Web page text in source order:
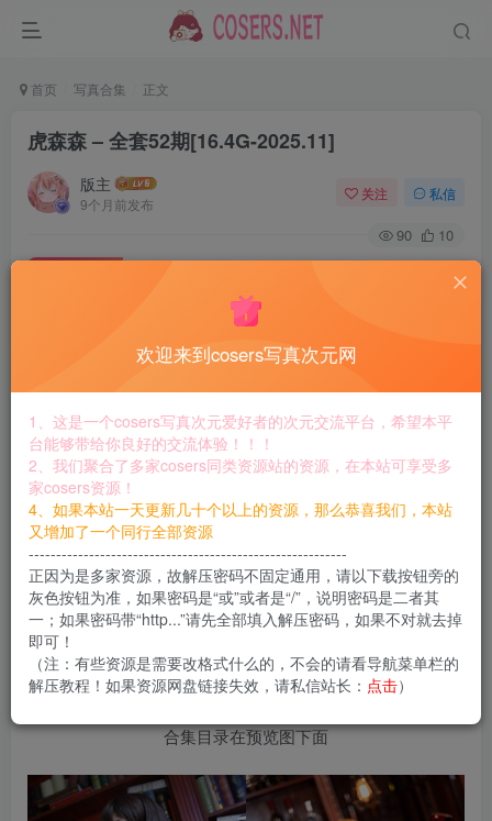
首页 写真合集 正文
虎森森 – 全套52期[16.4G-2025.11]
版主
9个月前发布
关注 私信
90 10
虎森森 – 全套52期[16.4G-2025.11]
此内容为付费资源，请付费后查看
8.8
黄金会员免费 钻石会员 免费
立即购买
您当前未登录！建议登陆后购买，可保存购买订单
付费资源
虎森森，最新微博名字叫：嗷呜虎虎，算是一名后
起之秀，凭借傲人的身材与大胆的拍摄风格，迅速
崛起，目前作品也是在快速更新。
合集目录在预览图下面
欢迎来到cosers写真次元网
1、这是一个cosers写真次元爱好者的次元交流平台，希望本平
台能够带给你良好的交流体验！！！
2、我们聚合了多家cosers同类资源站的资源，在本站可享受多
家cosers资源！
4、如果本站一天更新几十个以上的资源，那么恭喜我们，本站
又增加了一个同行全部资源
----------------------------------------------------------
正因为是多家资源，故解压密码不固定通用，请以下载按钮旁的
灰色按钮为准，如果密码是“或”或者是“/”，说明密码是二者其
一；如果密码带“http...”请先全部填入解压密码，如果不对就去掉
即可！
（注：有些资源是需要改格式什么的，不会的请看导航菜单栏的
解压教程！如果资源网盘链接失效，请私信站长： 点击）